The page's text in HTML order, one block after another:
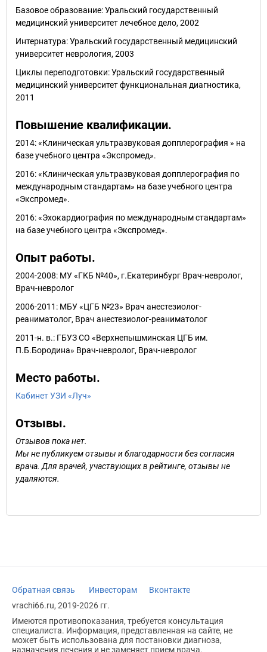
Базовое образование: Уральский государственный
медицинский университет лечебное дело, 2002
Интернатура: Уральский государственный медицинский
университет неврология, 2003
Циклы переподготовки: Уральский государственный
медицинский университет функциональная диагностика,
2011
Повышение квалификации.
2014: «Клиническая ультразвуковая допплерография » на
базе учебного центра «Экспромед».
2016: «Клиническая ультразвуковая допплерография по
международным стандартам» на базе учебного центра
«Экспромед».
2016: «Эхокардиография по международным стандартам»
на базе учебного центра «Экспромед».
Опыт работы.
2004-2008: МУ «ГКБ №40», г.Екатеринбург Врач-невролог,
Врач-невролог
2006-2011: МБУ «ЦГБ №23» Врач анестезиолог-
реаниматолог, Врач анестезиолог-реаниматолог
2011-н. в.: ГБУЗ СО «Верхнепышминская ЦГБ им.
П.Б.Бородина» Врач-невролог, Врач-невролог
Место работы.
Кабинет УЗИ «Луч»
Отзывы.
Отзывов пока нет.
Мы не публикуем отзывы и благодарности без согласия
врача. Для врачей, участвующих в рейтинге, отзывы не
удаляются.
Обратная связь Инвесторам
Вконтакте
vrachi66.ru, 2019-2026 гг.
Имеются противопоказания, требуется консультация
специалиста. Информация, представленная на сайте, не
может быть использована для постановки диагноза,
назначения лечения и не заменяет прием врача.